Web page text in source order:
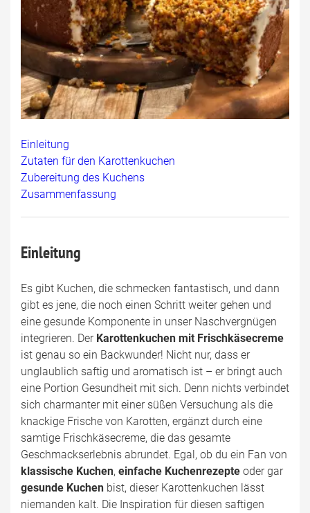
Einleitung
Zutaten für den Karottenkuchen
Zubereitung des Kuchens
Zusammenfassung
Einleitung
Es gibt Kuchen, die schmecken fantastisch, und dann
gibt es jene, die noch einen Schritt weiter gehen und
eine gesunde Komponente in unser Naschvergnügen
integrieren. Der Karottenkuchen mit Frischkäsecreme
ist genau so ein Backwunder! Nicht nur, dass er
unglaublich saftig und aromatisch ist – er bringt auch
eine Portion Gesundheit mit sich. Denn nichts verbindet
sich charmanter mit einer süßen Versuchung als die
knackige Frische von Karotten, ergänzt durch eine
samtige Frischkäsecreme, die das gesamte
Geschmackserlebnis abrundet. Egal, ob du ein Fan von
klassische Kuchen, einfache Kuchenrezepte oder gar
gesunde Kuchen bist, dieser Karottenkuchen lässt
niemanden kalt. Die Inspiration für diesen saftigen